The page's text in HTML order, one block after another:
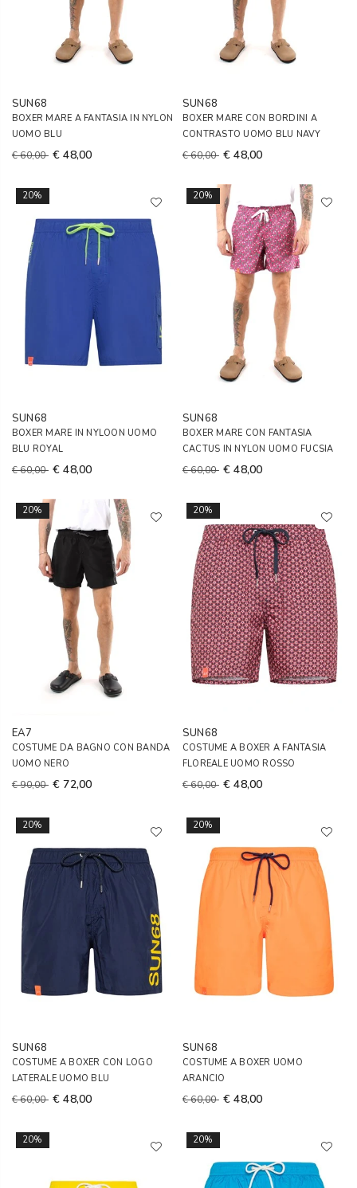
SUN68
BOXER MARE A FANTASIA IN NYLON
UOMO BLU
€ 60,00 € 48,00
SUN68
BOXER MARE CON BORDINI A
CONTRASTO UOMO BLU NAVY
€ 60,00 € 48,00
20%
SUN68
BOXER MARE IN NYLOON UOMO
BLU ROYAL
€ 60,00 € 48,00
20%
SUN68
BOXER MARE CON FANTASIA
CACTUS IN NYLON UOMO FUCSIA
€ 60,00 € 48,00
20%
EA7
COSTUME DA BAGNO CON BANDA
UOMO NERO
€ 90,00 € 72,00
20%
SUN68
COSTUME A BOXER A FANTASIA
FLOREALE UOMO ROSSO
€ 60,00 € 48,00
20%
SUN68
COSTUME A BOXER CON LOGO
LATERALE UOMO BLU
€ 60,00 € 48,00
20%
SUN68
COSTUME A BOXER UOMO
ARANCIO
€ 60,00 € 48,00
20% 20%